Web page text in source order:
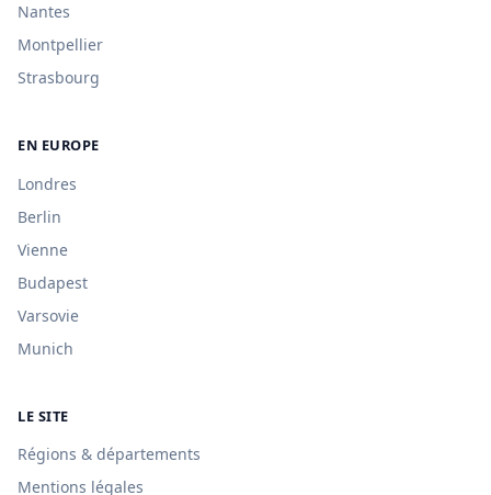
Nantes
Montpellier
Strasbourg
EN EUROPE
Londres
Berlin
Vienne
Budapest
Varsovie
Munich
LE SITE
Régions & départements
Mentions légales